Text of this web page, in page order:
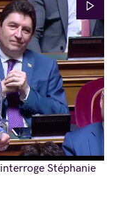
Stéphanie